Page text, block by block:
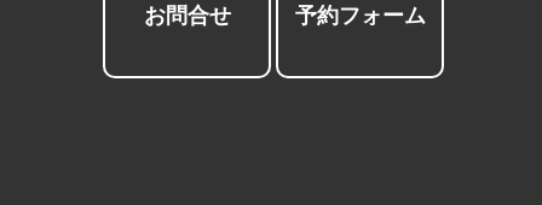
お問合せ 予約フォーム